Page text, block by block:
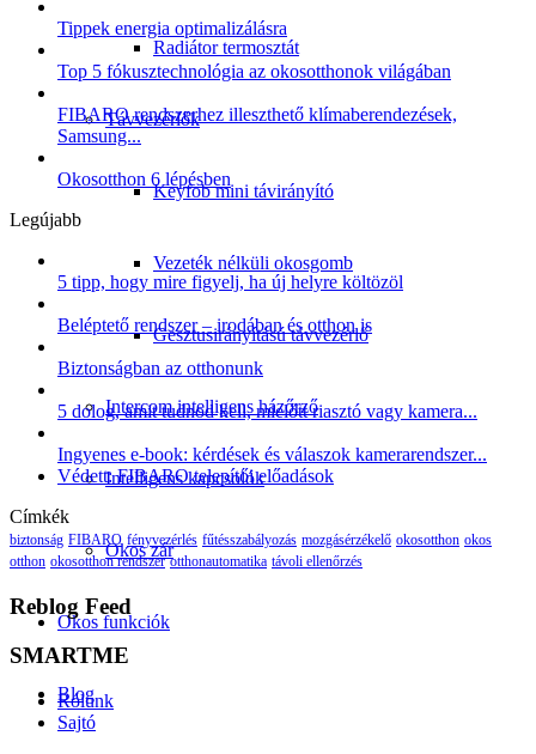
Radiátor termosztát
Távvezérlők
Keyfob mini távirányító
Vezeték nélküli okosgomb
Gesztusirányítású távvezérlő
Intercom intelligens házőrző
Intelligens kapcsolók
Okos zár
Okos funkciók
Blog
Tippek energia optimalizálásra
Top 5 fókusztechnológia az okosotthonok világában
FIBARO rendszerhez illeszthető klímaberendezések,
Samsung...
Okosotthon 6 lépésben
Legújabb
5 tipp, hogy mire figyelj, ha új helyre költözöl
Beléptető rendszer – irodában és otthon is
Biztonságban az otthonunk
5 dolog, amit tudnod kell, mielőtt riasztó vagy kamera...
Ingyenes e-book: kérdések és válaszok kamerarendszer...
Védett: FIBARO telepítői előadások
Címkék
biztonság FIBARO fényvezérlés fűtésszabályozás mozgásérzékelő okosotthon okos
otthon okosotthon rendszer otthonautomatika távoli ellenőrzés
Reblog Feed
SMARTME
Rólunk
Sajtó